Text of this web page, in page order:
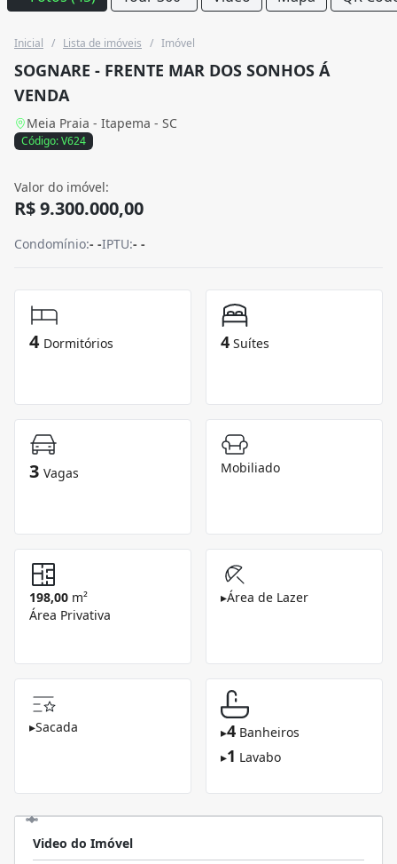
Inicial / Lista de imóveis / Imóvel
SOGNARE - FRENTE MAR DOS SONHOS Á
VENDA
Meia Praia - Itapema - SC
Código: V624
Valor do imóvel:
R$ 9.300.000,00
Condomínio:- -IPTU:- -
4 Dormitórios 4 Suítes
3 Vagas Mobiliado
198,00 m²
Área Privativa
▸Área de Lazer
▸Sacada ▸4 Banheiros
▸1 Lavabo
Video do Imóvel